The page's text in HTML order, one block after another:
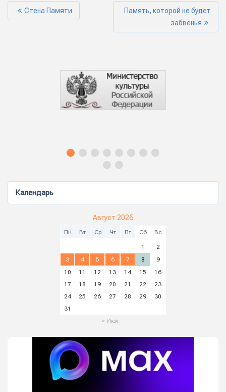
Календарь
Август 2026
Пн Вт Ср Чт Пт Сб Вс
1
2
3
4 5 6 7 8
9
10
11 12 13 14 15
16
17
18 19 20 21 22
23
24
25 26 27 28 29
30
31
« Июл
Стена Памяти
Память, которой не будет
забвенья